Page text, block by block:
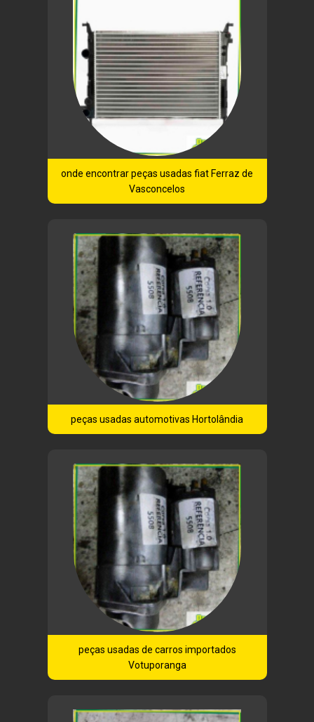
onde encontrar peças usadas fiat Ferraz de
Vasconcelos
peças usadas automotivas Hortolândia
peças usadas de carros importados
Votuporanga